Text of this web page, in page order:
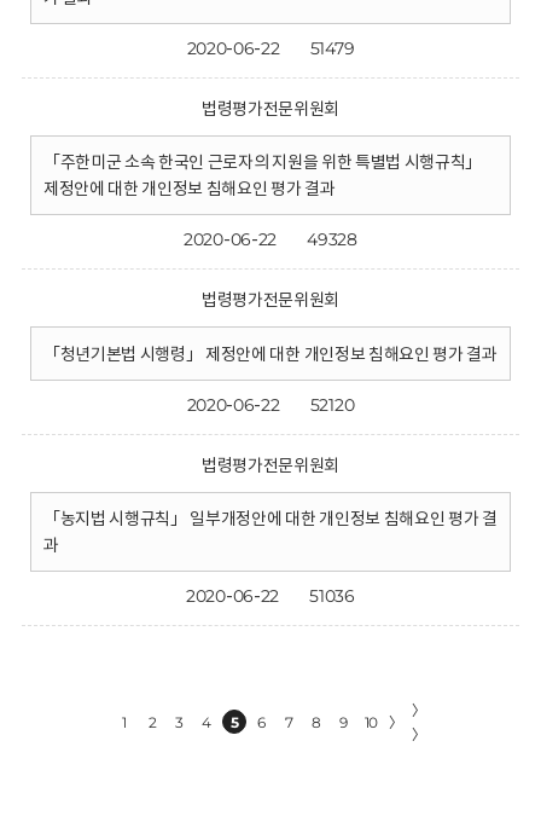
2020-06-22 51479
법령평가전문위원회
「주한미군 소속 한국인 근로자의 지원을 위한 특별법 시행규칙」
제정안에 대한 개인정보 침해요인 평가 결과
2020-06-22 49328
법령평가전문위원회
「청년기본법 시행령」 제정안에 대한 개인정보 침해요인 평가 결과
2020-06-22 52120
법령평가전문위원회
「농지법 시행규칙」 일부개정안에 대한 개인정보 침해요인 평가 결
과
2020-06-22 51036
1 2 3 4 5 6 7 8 9 10 〉
〉
〉